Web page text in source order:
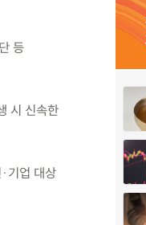
등
시 신속한
기업 대상